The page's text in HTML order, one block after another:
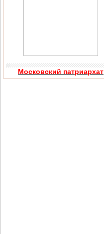
Московский патриархат